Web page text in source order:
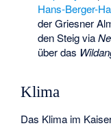
Hans-Berger-
derGriesner
den Steig via
über das
Klima
Das Klima im